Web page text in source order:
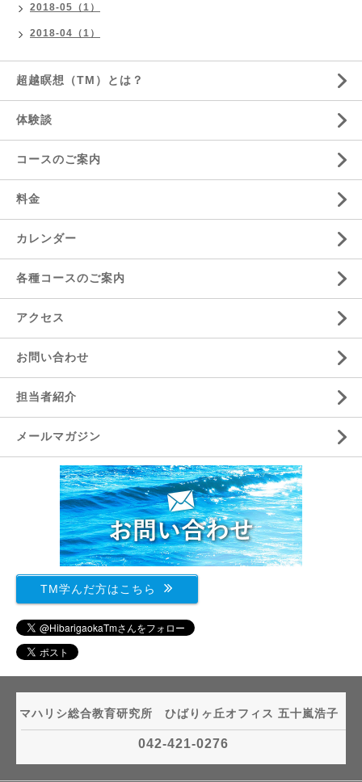
2018-05（1）
2018-04（1）
超越瞑想（TM）とは？
体験談
コースのご案内
料金
カレンダー
各種コースのご案内
アクセス
お問い合わせ
担当者紹介
メールマガジン
TM学んだ方はこちら
マハリシ総合教育研究所 ひばりヶ丘オフィス 五十嵐浩子
042-421-0276